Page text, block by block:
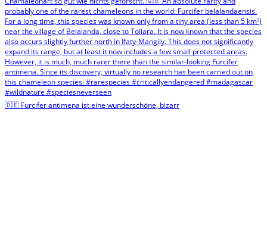
🇩🇪 Furcifer antimena ist eine wunderschöne, bizarr